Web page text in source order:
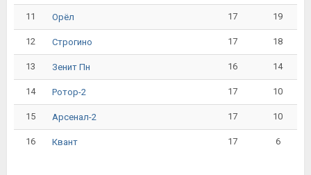
11 Орёл 17 19
12 Строгино 17 18
13 Зенит Пн 16 14
14 Ротор-2 17 10
15 Арсенал-2 17 10
16 Квант 17 6